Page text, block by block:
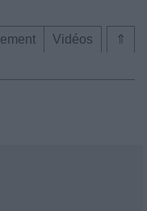
⇑
Vidéos